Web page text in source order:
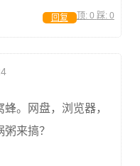
顶: 0 踩: 0
回复
。网盘，浏览器，
来搞？